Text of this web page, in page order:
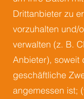
Drittanbieter zu
vorzuhalten und/
verwalten (z. B.
Anbieter), soweit
geschäftliche
angemessen ist;